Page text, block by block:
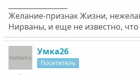
Желание-признак Жизни,
Нирваны, и еще не известно,
Умка26
Посетитель